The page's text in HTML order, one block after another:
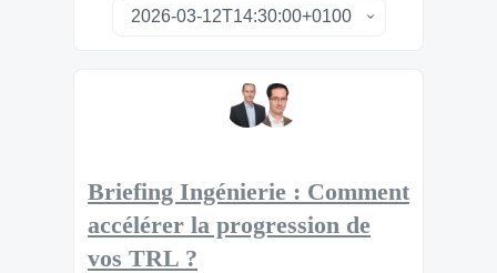
Briefing Ingénierie : Comment
accélérer la progression de
vos TRL ?